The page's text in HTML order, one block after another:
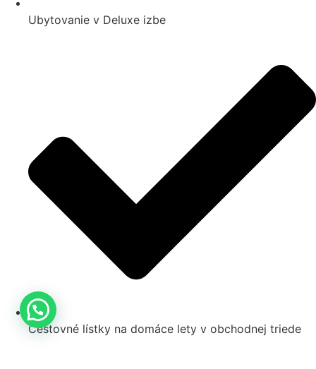
Ubytovanie v Deluxe izbe
Cestovné lístky na domáce lety v obchodnej triede